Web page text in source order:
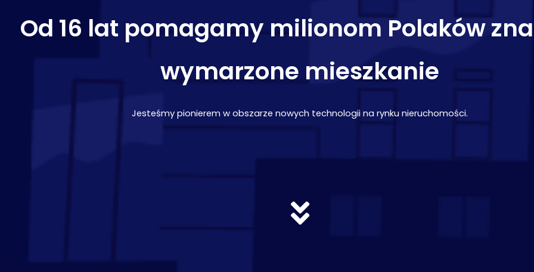
Od 16 lat pomagamy milionom Polaków
wymarzone mieszkanie
Jesteśmy pionierem w obszarze nowych technologii na rynku nieruchomości.